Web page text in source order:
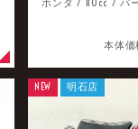
本体価
NEW 明石店